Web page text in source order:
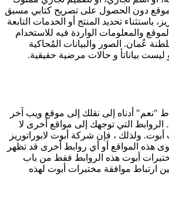
دون الحصول على تصريح كتابي مسبق
باستثناء تحديد المنتج أو الخدمات التابعة
والمعلومات الواردة فيه للاستخدام
عُمان. الصور والبيانات المُحاكية
بياناتأ و حالات مرضية حقيقية.
"نعم" أدناه إلى نقلك إلى موقع ويب آخر
غير Abbott Laboratories. الروابط التي توجهك إلى مواقع أخرى لا
ولذلك ، فإن شركة أبوت لابوراتوريز
المواقع أو أي روابط أخرى قد تظهر
أبوت هذه الروابط فقط من باب
ارتباط موافقة مختبرات أبوت لهذه